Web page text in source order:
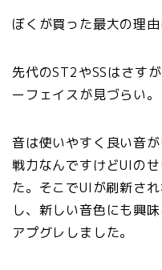
ぼくが買った最大の理由
先代のST2やSSはさす
ーフェイスが見づらい。
音は使いやすく良い音
戦力なんですけどUIの
た。そこでUIが刷新さ
し、新しい音色にも興
アプグレしました。